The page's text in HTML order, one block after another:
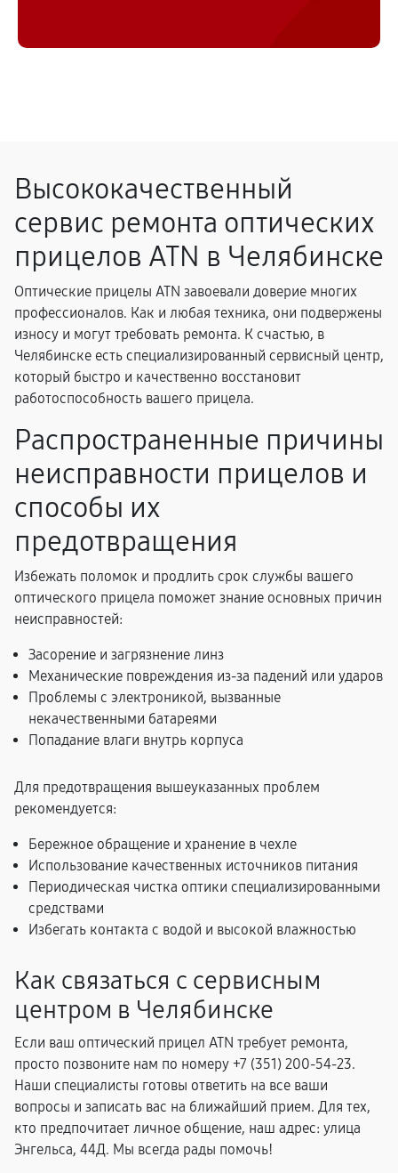
Высококачественный
сервис ремонта оптических
прицелов ATN в Челябинске
Оптические прицелы ATN завоевали доверие многих
профессионалов. Как и любая техника, они подвержены
износу и могут требовать ремонта. К счастью, в
Челябинске есть специализированный сервисный центр,
который быстро и качественно восстановит
работоспособность вашего прицела.
Распространенные причины
неисправности прицелов и
способы их
предотвращения
Избежать поломок и продлить срок службы вашего
оптического прицела поможет знание основных причин
неисправностей:
Засорение и загрязнение линз
Механические повреждения из-за падений или ударов
Проблемы с электроникой, вызванные
некачественными батареями
Попадание влаги внутрь корпуса
Для предотвращения вышеуказанных проблем
рекомендуется:
Бережное обращение и хранение в чехле
Использование качественных источников питания
Периодическая чистка оптики специализированными
средствами
Избегать контакта с водой и высокой влажностью
Как связаться с сервисным
центром в Челябинске
Если ваш оптический прицел ATN требует ремонта,
просто позвоните нам по номеру +7 (351) 200-54-23.
Наши специалисты готовы ответить на все ваши
вопросы и записать вас на ближайший прием. Для тех,
кто предпочитает личное общение, наш адрес: улица
Энгельса, 44Д. Мы всегда рады помочь!